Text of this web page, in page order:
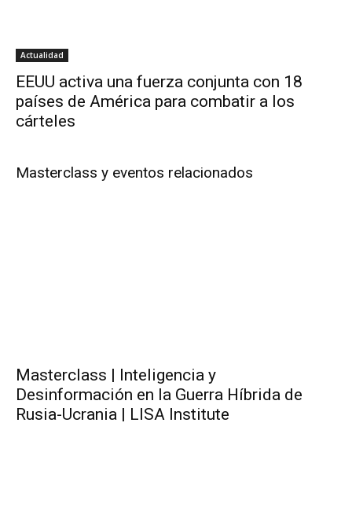
Actualidad
EEUU activa una fuerza conjunta con 18
países de América para combatir a los
cárteles
Masterclass y eventos relacionados
Masterclass | Inteligencia y
Desinformación en la Guerra Híbrida de
Rusia-Ucrania | LISA Institute